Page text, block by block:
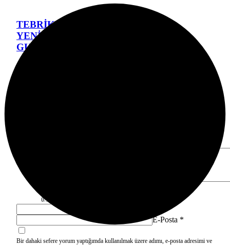
TEBRİKLER BİZİM ÇOCUKLAR
YENİŞEHİR’İ MAKEDONYA’DA
GURURLA TEMSİL ETTİLER
Genel
0/30 karakter
*
E-Posta *
Bir dahaki sefere yorum yaptığımda kullanılmak üzere adımı, e-posta adresimi ve